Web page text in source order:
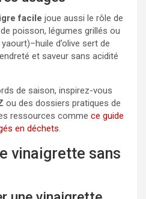
facile joue aussi le rôle de
poisson, légumes grillés ou
d’olive sert de
et saveur sans acidité
de saison, inspirez-vous
ou des dossiers pratiques de
ressources comme ce guide
en déchets.
vinaigrette sans